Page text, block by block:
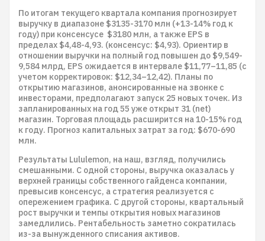
По итогам текущего квартала компания прогнозирует
выручку в диапазоне $3135-3170 млн (+13-14% год к
году) при консенсусе $3180 млн, а также EPS в
пределах $4,48-4,93. (консенсус: $4,93). Ориентир в
отношении выручки на полный год повышен до $9,549-
9,584 млрд, EPS ожидается в интервале $11,77–11,85 (с
учетом корректировок: $12,34–12,42). Планы по
открытию магазинов, анонсированные на звонке с
инвесторами, предполагают запуск 25 новых точек. Из
запланированных на год 55 уже открыт 31 (net)
магазин. Торговая площадь расширится на 10-15% год
к году. Прогноз капитальных затрат за год: $670-690
млн.
Результаты Lululemon, на наш, взгляд, получились
смешанными. С одной стороны, выручка оказалась у
верхней границы собственного гайденса компании,
превысив консенсус, а стратегия реализуется с
опережением графика. С другой стороны, квартальный
рост выручки и темпы открытия новых магазинов
замедлились. Рентабельность заметно сократилась
из-за вынужденного списания активов.